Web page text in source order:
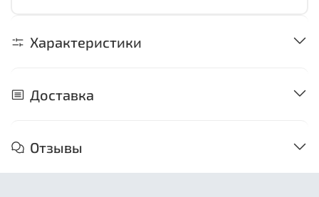
Характеристики
Доставка
Отзывы